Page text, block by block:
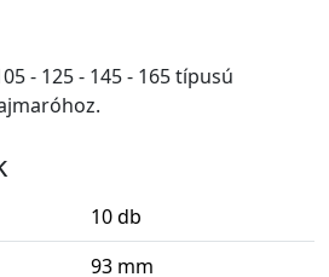
- 125 - 145 - 165 típusú
10 db
93 mm